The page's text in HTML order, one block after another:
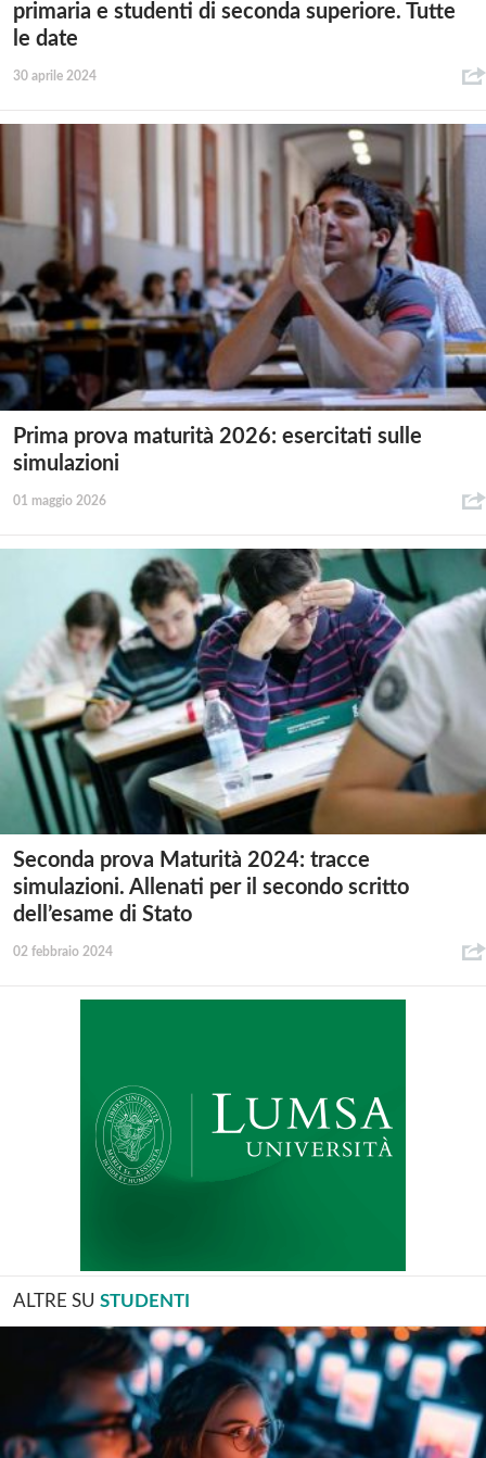
primaria e studenti di seconda superiore. Tutte
le date
30 aprile 2024
Prima prova maturità 2026: esercitati sulle
simulazioni
01 maggio 2026
Seconda prova Maturità 2024: tracce
simulazioni. Allenati per il secondo scritto
dell’esame di Stato
02 febbraio 2024
ALTRE SU STUDENTI